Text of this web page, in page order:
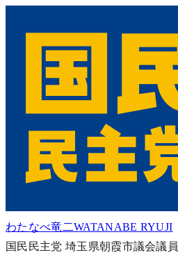
わたなべ竜二WATANABE RYUJI
国民民主党 埼玉県朝霞市議会議員